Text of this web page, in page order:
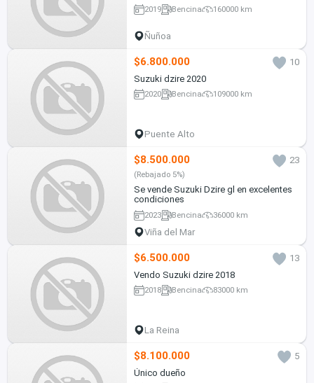
2019 Bencina 160000 km
Ñuñoa
$6.800.000
10
Suzuki dzire 2020
2020 Bencina 109000 km
Puente Alto
$8.500.000 23
(Rebajado 5%)
Se vende Suzuki Dzire gl en excelentes
condiciones
2023 Bencina 36000 km
Viña del Mar
$6.500.000
13
Vendo Suzuki dzire 2018
2018 Bencina 83000 km
La Reina
$8.100.000
5
Único dueño